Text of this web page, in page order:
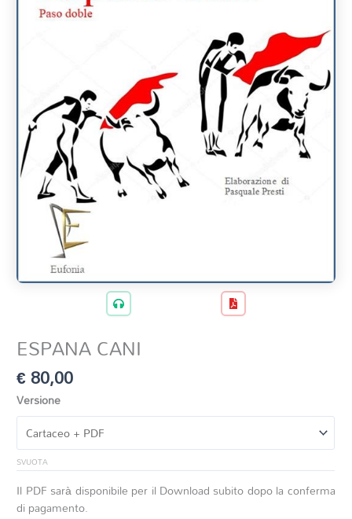
ESPANA CANI
€80,00
Versione
SVUOTA
Il PDF sarà disponibile per il Download subito dopo la conferma
di pagamento.